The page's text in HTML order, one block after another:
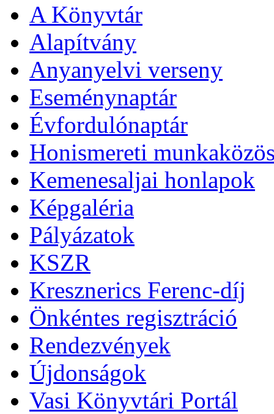
A Könyvtár
Alapítvány
Anyanyelvi verseny
Eseménynaptár
Évfordulónaptár
Honismereti
Kemenesaljai honlapok
Képgaléria
Pályázatok
KSZR
Kresznerics Ferenc-díj
Önkéntes regisztráció
Rendezvények
Újdonságok
Vasi Könyvtári Portál